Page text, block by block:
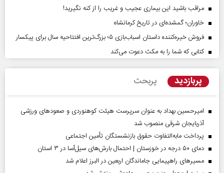
مراقب باشید این بیماری عجیب و غریب را از کنه نگیرید!
خاوران؛ گمشده‌ای در تاریخ کرمانشاه
فروش خیره‌کننده داستان اسباب‌بازی ۵؛ بزرگ‌ترین افتتاحیه سال برای پیکسار
کتابی که شما را به مکث دعوت می‌کند
پربازدید پربحث
امیرحسین بهداد به عنوان سرپرست هیئت کوهنوردی و صعودهای ورزشی
آذربایجان شرقی منصوب شد
پرداخت مابه‌التفاوت حقوق بازنشستگان تأمین اجتماعی
دمای ۵۰ درجه در خوزستان | احتمال بارش‌های سیل‌آسا در ۳ استان
مسیر‌های راهپیمایی جاماندگان اربعین در البرز اعلام شد